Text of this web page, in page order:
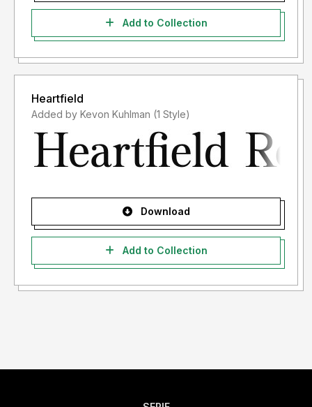
Add to Collection
Heartfield
Added by Kevon Kuhlman (1 Style)
Download
Add to Collection